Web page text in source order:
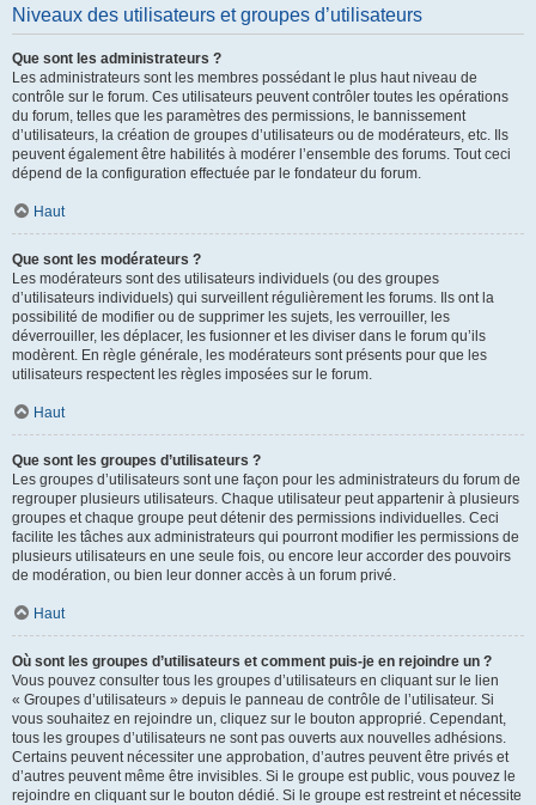
Niveaux des utilisateurs et groupes d’utilisateurs
Que sont les administrateurs ?
Les administrateurs sont les membres possédant le plus haut niveau de
contrôle sur le forum. Ces utilisateurs peuvent contrôler toutes les opérations
du forum, telles que les paramètres des permissions, le bannissement
d’utilisateurs, la création de groupes d’utilisateurs ou de modérateurs, etc. Ils
peuvent également être habilités à modérer l’ensemble des forums. Tout ceci
dépend de la configuration effectuée par le fondateur du forum.
Haut
Que sont les modérateurs ?
Les modérateurs sont des utilisateurs individuels (ou des groupes
d’utilisateurs individuels) qui surveillent régulièrement les forums. Ils ont la
possibilité de modifier ou de supprimer les sujets, les verrouiller, les
déverrouiller, les déplacer, les fusionner et les diviser dans le forum qu’ils
modèrent. En règle générale, les modérateurs sont présents pour que les
utilisateurs respectent les règles imposées sur le forum.
Haut
Que sont les groupes d’utilisateurs ?
Les groupes d’utilisateurs sont une façon pour les administrateurs du forum de
regrouper plusieurs utilisateurs. Chaque utilisateur peut appartenir à plusieurs
groupes et chaque groupe peut détenir des permissions individuelles. Ceci
facilite les tâches aux administrateurs qui pourront modifier les permissions de
plusieurs utilisateurs en une seule fois, ou encore leur accorder des pouvoirs
de modération, ou bien leur donner accès à un forum privé.
Haut
Où sont les groupes d’utilisateurs et comment puis-je en rejoindre un ?
Vous pouvez consulter tous les groupes d’utilisateurs en cliquant sur le lien
« Groupes d’utilisateurs » depuis le panneau de contrôle de l’utilisateur. Si
vous souhaitez en rejoindre un, cliquez sur le bouton approprié. Cependant,
tous les groupes d’utilisateurs ne sont pas ouverts aux nouvelles adhésions.
Certains peuvent nécessiter une approbation, d’autres peuvent être privés et
d’autres peuvent même être invisibles. Si le groupe est public, vous pouvez le
rejoindre en cliquant sur le bouton dédié. Si le groupe est restreint et nécessite